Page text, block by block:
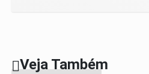
Veja Também